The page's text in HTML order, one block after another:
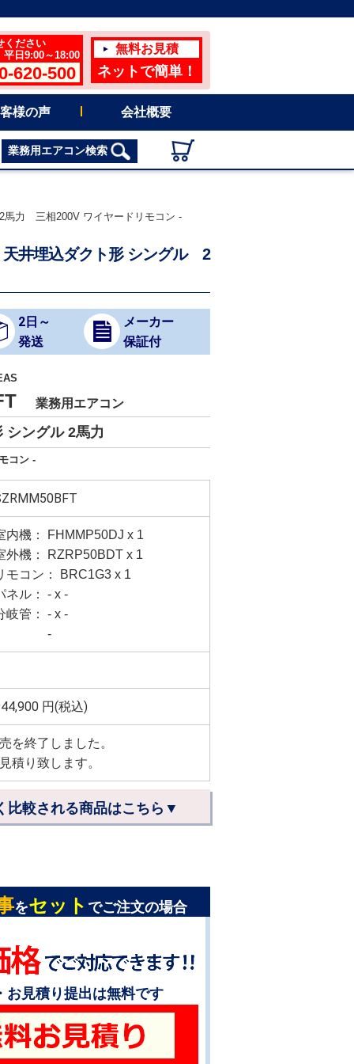
ください
日9:00～18:00
620-500
無料お見積
ネットで簡単！
様の声 会社概要
業務用エアコン検索
力 三相200V ワイヤードリモコン -
井埋込ダクト形 シングル 2
2日～
発送
メーカー
保証付
業務用エアコン
シングル 2馬力
コン -
内機： FHMMP50DJ x 1
外機： RZRP50BDT x 1
モコン： BRC1G3 x 1
ネル： - x -
岐管： - x -
円(税込)
を終了しました。
積り致します。
比較される商品はこちら▼
をセット でご注文の場合
お見積り提出は無料です